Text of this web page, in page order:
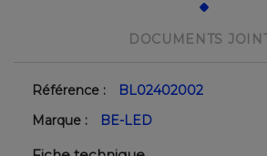
DOCUMENTS
Référence :
BL02402002
Marque :
BE-LED